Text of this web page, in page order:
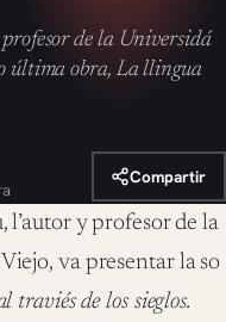
de la Universidá
última obra, La llingua
Compartir
l’autor y profesor de la
va presentar la so
traviés de los sieglos.